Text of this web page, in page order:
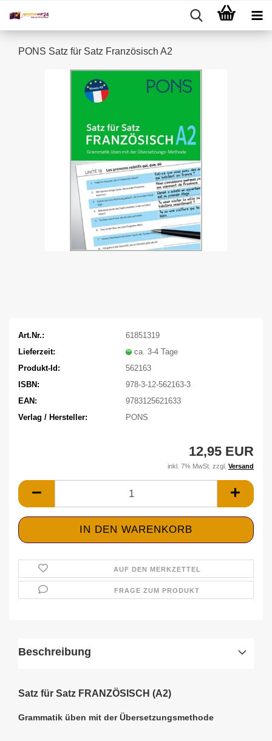
PONS Satz für Satz Französisch A2
Art.Nr.:
61851319
Lieferzeit:
ca. 3-4 Tage
Produkt-Id:
562163
ISBN:
978-3-12-562163-3
EAN:
9783125621633
Verlag / Hersteller:
PONS
12,95 EUR
inkl. 7% MwSt. zzgl. Versand
AUF DEN MERKZETTEL
FRAGE ZUM PRODUKT
Beschreibung
Satz für Satz FRANZÖSISCH (A2)
Grammatik üben mit der Übersetzungsmethode